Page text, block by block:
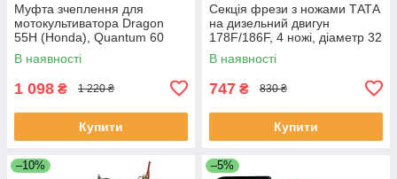
Муфта зчеплення для
мотокультиватора Dragon
55H (Honda), Quantum 60
(Briggs & Stratton)
В наявності
1 098 ₴ 1 220 ₴
Купити
Секція фрези з ножами ТАТА
на дизельний двигун
178F/186F, 4 ножі, діаметр 32
мм
В наявності
747 ₴ 830 ₴
Купити
–10% –5%